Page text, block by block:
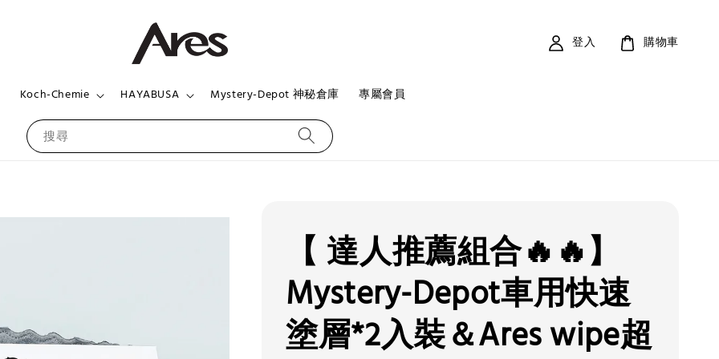
搜尋
Koch-Chemie HAYABUSA Mystery-Depot 神秘倉庫 專屬會員
登入 購物車
【 達人推薦組合🔥🔥】
Mystery-Depot車用快速
塗層*2入裝＆Ares wipe超